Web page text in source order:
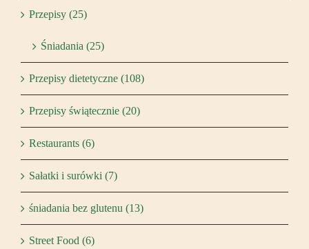
Przepisy (25)
Śniadania (25)
Przepisy dietetyczne (108)
Przepisy świątecznie (20)
Restaurants (6)
Sałatki i surówki (7)
śniadania bez glutenu (13)
Street Food (6)